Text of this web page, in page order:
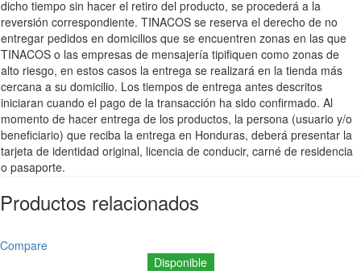
dicho tiempo sin hacer el retiro del producto, se procederá a la
reversión correspondiente. TINACOS se reserva el derecho de no
entregar pedidos en domicilios que se encuentren zonas en las que
TINACOS o las empresas de mensajería tipifiquen como zonas de
alto riesgo, en estos casos la entrega se realizará en la tienda más
cercana a su domicilio. Los tiempos de entrega antes descritos
iniciaran cuando el pago de la transacción ha sido confirmado. Al
momento de hacer entrega de los productos, la persona (usuario y/o
beneficiario) que reciba la entrega en Honduras, deberá presentar la
tarjeta de identidad original, licencia de conducir, carné de residencia
o pasaporte.
Productos relacionados
Compare
Disponible